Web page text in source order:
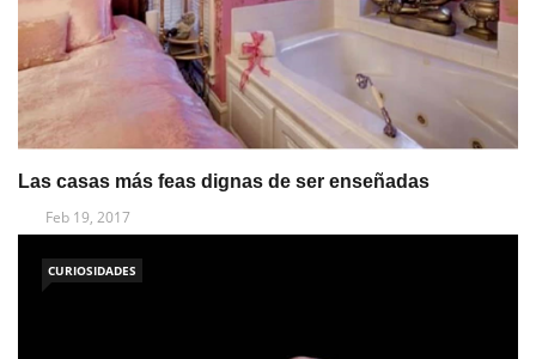
Las casas más feas dignas de ser enseñadas
Feb 19, 2017
CURIOSIDADES